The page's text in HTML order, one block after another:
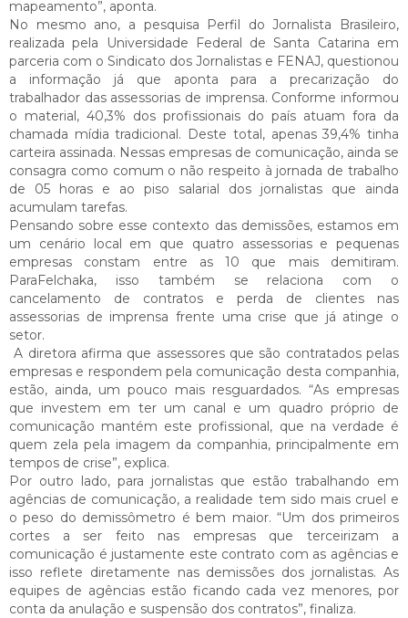
mapeamento”, aponta.
No mesmo ano, a pesquisa Perfil do Jornalista Brasileiro,
realizada pela Universidade Federal de Santa Catarina em
parceria com o Sindicato dos Jornalistas e FENAJ, questionou
a informação já que aponta para a precarização do
trabalhador das assessorias de imprensa. Conforme informou
o material, 40,3% dos profissionais do país atuam fora da
chamada mídia tradicional. Deste total, apenas 39,4% tinha
carteira assinada. Nessas empresas de comunicação, ainda se
consagra como comum o não respeito à jornada de trabalho
de 05 horas e ao piso salarial dos jornalistas que ainda
acumulam tarefas.
Pensando sobre esse contexto das demissões, estamos em
um cenário local em que quatro assessorias e pequenas
empresas constam entre as 10 que mais demitiram.
ParaFelchaka, isso também se relaciona com o
cancelamento de contratos e perda de clientes nas
assessorias de imprensa frente uma crise que já atinge o
setor.
A diretora afirma que assessores que são contratados pelas
empresas e respondem pela comunicação desta companhia,
estão, ainda, um pouco mais resguardados. “As empresas
que investem em ter um canal e um quadro próprio de
comunicação mantém este profissional, que na verdade é
quem zela pela imagem da companhia, principalmente em
tempos de crise”, explica.
Por outro lado, para jornalistas que estão trabalhando em
agências de comunicação, a realidade tem sido mais cruel e
o peso do demissômetro é bem maior. “Um dos primeiros
cortes a ser feito nas empresas que terceirizam a
comunicação é justamente este contrato com as agências e
isso reflete diretamente nas demissões dos jornalistas. As
equipes de agências estão ficando cada vez menores, por
conta da anulação e suspensão dos contratos”, finaliza.